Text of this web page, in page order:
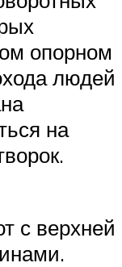
опорном
людей
на
с верхней